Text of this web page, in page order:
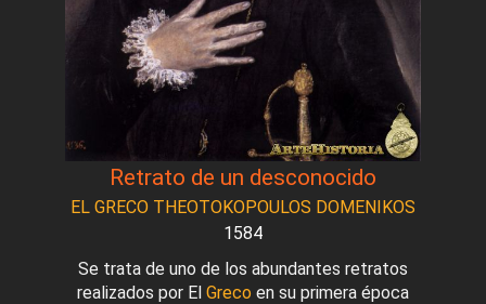
Retrato de un desconocido
EL GRECO THEOTOKOPOULOS DOMENIKOS
1584
Se trata de uno de los abundantes retratos
realizados por El Greco en su primera época